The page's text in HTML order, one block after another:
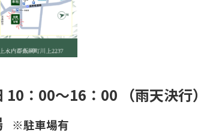
：00～16：00 （雨天決行）
※駐車場有